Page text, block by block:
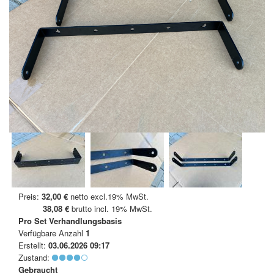
Preis: 32,00 € netto excl.19% MwSt.
38,08 € brutto incl. 19% MwSt.
Pro Set Verhandlungsbasis
Verfügbare Anzahl 1
Erstellt: 03.06.2026 09:17
Zustand:
Gebraucht